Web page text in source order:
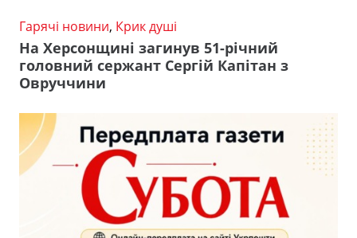
Гарячі новини, Крик душі
На Херсонщині загинув 51-річний
головний сержант Сергій Капітан з
Овруччини